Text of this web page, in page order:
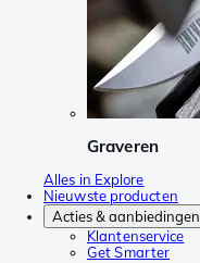
Graveren
Alles in Explore
Nieuwste producten
Acties & aanbiedingen
Klantenservice
Get Smarter